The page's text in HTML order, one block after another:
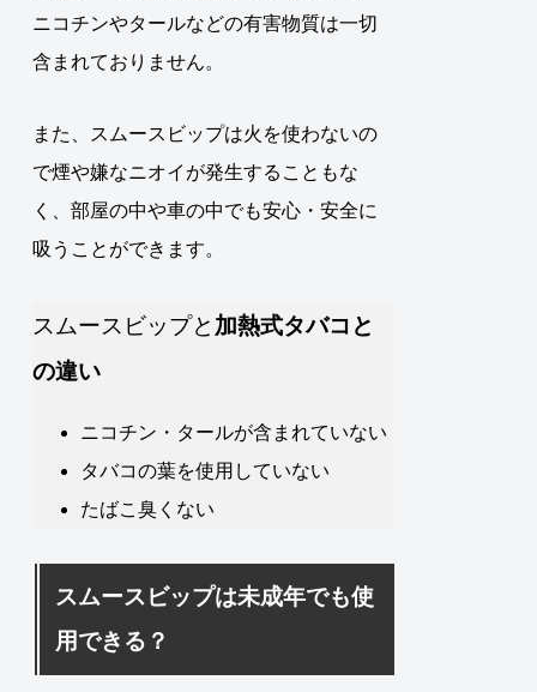
ニコチンやタールなどの有害物質は一切
含まれておりません。
また、スムースビップは火を使わないの
で煙や嫌なニオイが発生することもな
く、部屋の中や車の中でも安心・安全に
吸うことができます。
スムースビップと 加熱式タバコと
の違い
ニコチン・タールが含まれていない
タバコの葉を使用していない
たばこ臭くない
スムースビップは未成年でも使
用できる？